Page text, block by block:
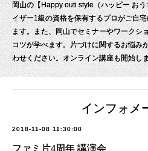
岡山の【Happy outi style（ハッピー お
イザー1級の資格を保有するプロがご自
ます。 また、岡山でセミナーやワークシ
コツが学べます。 片づけに関するお悩み
わせください。 オンライン講座も開始し
インフォメ
2018-11-08 11:30:00
ファミ片4周年 講演会